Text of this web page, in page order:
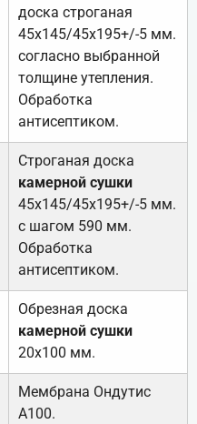
доска строганая
45х145/45х195+/-5 мм.
согласно выбранной
толщине утепления.
Обработка
антисептиком.
Строганая доска
камерной сушки
45х145/45х195+/-5 мм.
с шагом 590 мм.
Обработка
антисептиком.
Обрезная доска
камерной сушки
20х100 мм.
Мембрана Ондутис
А100.